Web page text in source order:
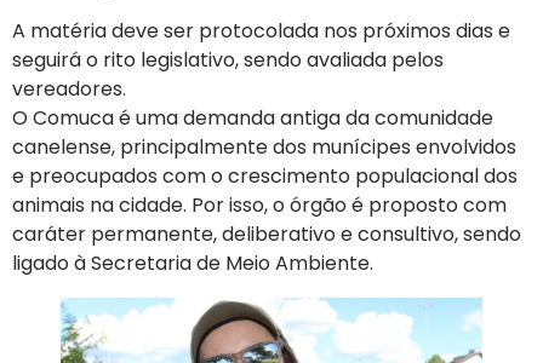
A matéria deve ser protocolada nos próximos dias e
seguirá o rito legislativo, sendo avaliada pelos
vereadores.
O Comuca é uma demanda antiga da comunidade
canelense, principalmente dos munícipes envolvidos
e preocupados com o crescimento populacional dos
animais na cidade. Por isso, o órgão é proposto com
caráter permanente, deliberativo e consultivo, sendo
ligado à Secretaria de Meio Ambiente.